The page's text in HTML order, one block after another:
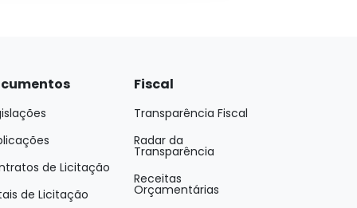
de Licitação
de Licitação
Fiscal
Transparência Fiscal
Radar da
Transparência
Receitas
Orçamentárias